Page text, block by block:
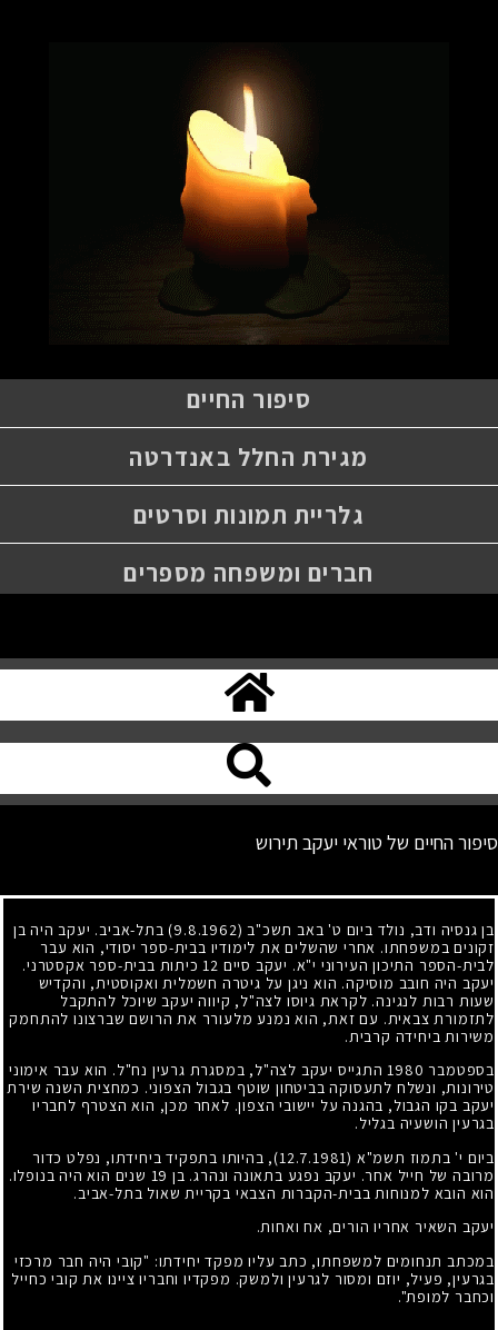
סיפור החיים
מגירת החלל באנדרטה
גלריית תמונות וסרטים
חברים ומשפחה מספרים
סיפור החיים של טוראי יעקב תירוש
בן גנסיה ודב, נולד ביום ט' באב תשכ"ב (9.8.1962)
בתל-אביב. יעקב היה בן
זקונים במשפחתו. אחרי שהשלים את לימודיו בבית-ספר יסודי, הוא עבר
לבית-הספר התיכון העירוני י"א. יעקב סיים 12כיתות בבית-ספר אקסטרני.
יעקב היה חובב מוסיקה. הוא ניגן על גיטרה חשמלית ואקוסטית, והקדיש
שעות רבות לנגינה. לקראת גיוסו לצה"ל, קיווה יעקב שיוכל להתקבל
לתזמורת צבאית. עם זאת, הוא נמנע מלעורר את הרושם שברצונו להתחמק
משירות ביחידה קרבית.
בספטמבר 1980התגייס יעקב לצה"ל, במסגרת גרעין נח"ל. הוא עבר אימוני
טירונות, ונשלח לתעסוקה בביטחון שוטף בגבול הצפוני. כמחצית השנה שירת
יעקב בקו הגבול, בהגנה על יישובי הצפון. לאחר מכן, הוא הצטרף לחבריו
בגרעין הושעיה בגליל.
ביום י' בתמוז תשמ"א (12.7.1981)
, בהיותו בתפקיד ביחידתו, נפלט כדור
מרובה של חייל אחר. יעקב נפגע בתאונה ונהרג. בן 19 שנים הוא היה בנופלו.
הוא הובא למנוחות בבית-הקברות הצבאי בקריית שאול בתל-אביב.
יעקב השאיר אחריו הורים, אח ואחות.
במכתב תנחומים למשפחתו, כתב עליו מפקד יחידתו: "קובי היה חבר מרכזי
בגרעין, פעיל, יוזם ומסור לגרעין ולמשק. מפקדיו וחבריו ציינו את קובי כחייל
וכחבר למופת".